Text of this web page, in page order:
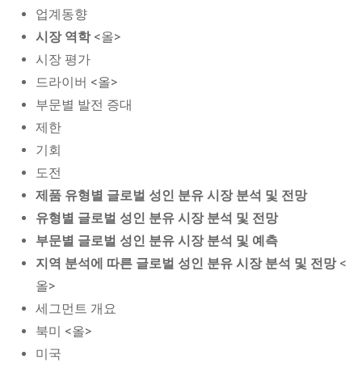
업계동향
시장 역학<올>
시장 평가
드라이버 <올>
부문별 발전 증대
제한
기회
도전
제품 유형별 글로벌 성인 분유 시장 분석 및 전망
유형별 글로벌 성인 분유 시장 분석 및 전망
부문별 글로벌 성인 분유 시장 분석 및 예측
지역 분석에 따른 글로벌 성인 분유 시장 분석 및 전망<
올>
세그먼트 개요
북미 <올>
미국